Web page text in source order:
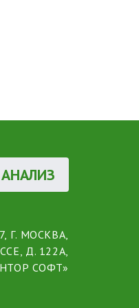
Г. МОСКВА,
Д. 122А,
СОФТ»